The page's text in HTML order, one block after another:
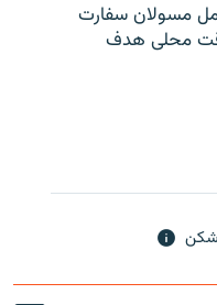
مسولان سفارت
وقت محلی هدف